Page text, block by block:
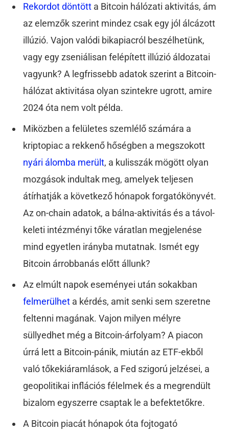
Rekordot döntött a Bitcoin hálózati aktivitás, ám
az elemzők szerint mindez csak egy jól álcázott
illúzió. Vajon valódi bikapiacról beszélhetünk,
vagy egy zseniálisan felépített illúzió áldozatai
vagyunk? A legfrissebb adatok szerint a Bitcoin-
hálózat aktivitása olyan szintekre ugrott, amire
2024 óta nem volt példa.
Miközben a felületes szemlélő számára a
kriptopiac a rekkenő hőségben a megszokott
nyári álomba merült, a kulisszák mögött olyan
mozgások indultak meg, amelyek teljesen
átírhatják a következő hónapok forgatókönyvét.
Az on-chain adatok, a bálna-aktivitás és a távol-
keleti intézményi tőke váratlan megjelenése
mind egyetlen irányba mutatnak. Ismét egy
Bitcoin árrobbanás előtt állunk?
Az elmúlt napok eseményei után sokakban
felmerülhet a kérdés, amit senki sem szeretne
feltenni magának. Vajon milyen mélyre
süllyedhet még a Bitcoin-árfolyam? A piacon
úrrá lett a Bitcoin-pánik, miután az ETF-ekből
való tőkekiáramlások, a Fed szigorú jelzései, a
geopolitikai inflációs félelmek és a megrendült
bizalom egyszerre csaptak le a befektetőkre.
A Bitcoin piacát hónapok óta fojtogató